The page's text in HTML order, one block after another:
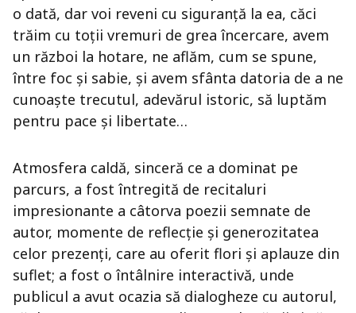
o dată, dar voi reveni cu siguranță la ea, căci
trăim cu toții vremuri de grea încercare, avem
un război la hotare, ne aflăm, cum se spune,
între foc și sabie, și avem sfânta datoria de a ne
cunoaște trecutul, adevărul istoric, să luptăm
pentru pace și libertate…
Atmosfera caldă, sinceră ce a dominat pe
parcurs, a fost întregită de recitaluri
impresionante a câtorva poezii semnate de
autor, momente de reflecție și generozitatea
celor prezenți, care au oferit flori și aplauze din
suflet; a fost o întâlnire interactivă, unde
publicul a avut ocazia să dialogheze cu autorul,